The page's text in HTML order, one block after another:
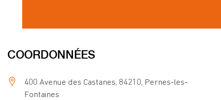
COORDONNÉES
400 Avenue des Castanes, 84210, Pernes-les-
Fontaines